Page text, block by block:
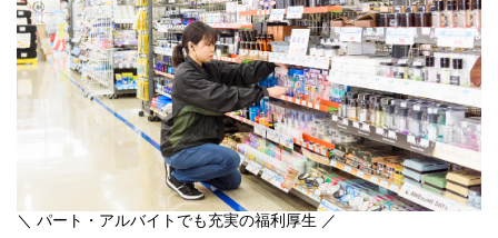
＼ パート・アルバイトでも充実の福利厚生 ／